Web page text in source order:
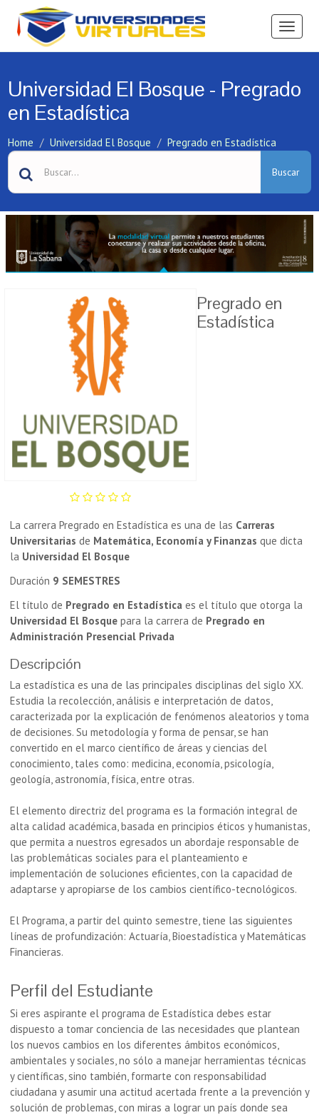
Ver
Universidad El Bosque - Pregrado
en Estadística
Home Universidad El Bosque Pregrado en Estadística
Buscar
Pregrado en
Estadística
La carrera Pregrado en Estadística es una de las Carreras
Universitarias de Matemática, Economía y Finanzas que dicta
la Universidad El Bosque
Duración 9 SEMESTRES
El título de Pregrado en Estadística es el título que otorga la
Universidad El Bosque para la carrera de Pregrado en
Administración Presencial Privada
Descripción
La estadística es una de las principales disciplinas del siglo XX.
Estudia la recolección, análisis e interpretación de datos,
caracterizada por la explicación de fenómenos aleatorios y toma
de decisiones. Su metodología y forma de pensar, se han
convertido en el marco científico de áreas y ciencias del
conocimiento, tales como: medicina, economía, psicología,
geología, astronomía, física, entre otras.
El elemento directriz del programa es la formación integral de
alta calidad académica, basada en principios éticos y humanistas,
que permita a nuestros egresados un abordaje responsable de
las problemáticas sociales para el planteamiento e
implementación de soluciones eficientes, con la capacidad de
adaptarse y apropiarse de los cambios científico-tecnológicos.
El Programa, a partir del quinto semestre, tiene las siguientes
líneas de profundización: Actuaría, Bioestadística y Matemáticas
Financieras.
Perfil del Estudiante
Si eres aspirante el programa de Estadística debes estar
dispuesto a tomar conciencia de las necesidades que plantean
los nuevos cambios en los diferentes ámbitos económicos,
ambientales y sociales, no sólo a manejar herramientas técnicas
y científicas, sino también, formarte con responsabilidad
ciudadana y asumir una actitud acertada frente a la prevención y
solución de problemas, con miras a lograr un país donde sea